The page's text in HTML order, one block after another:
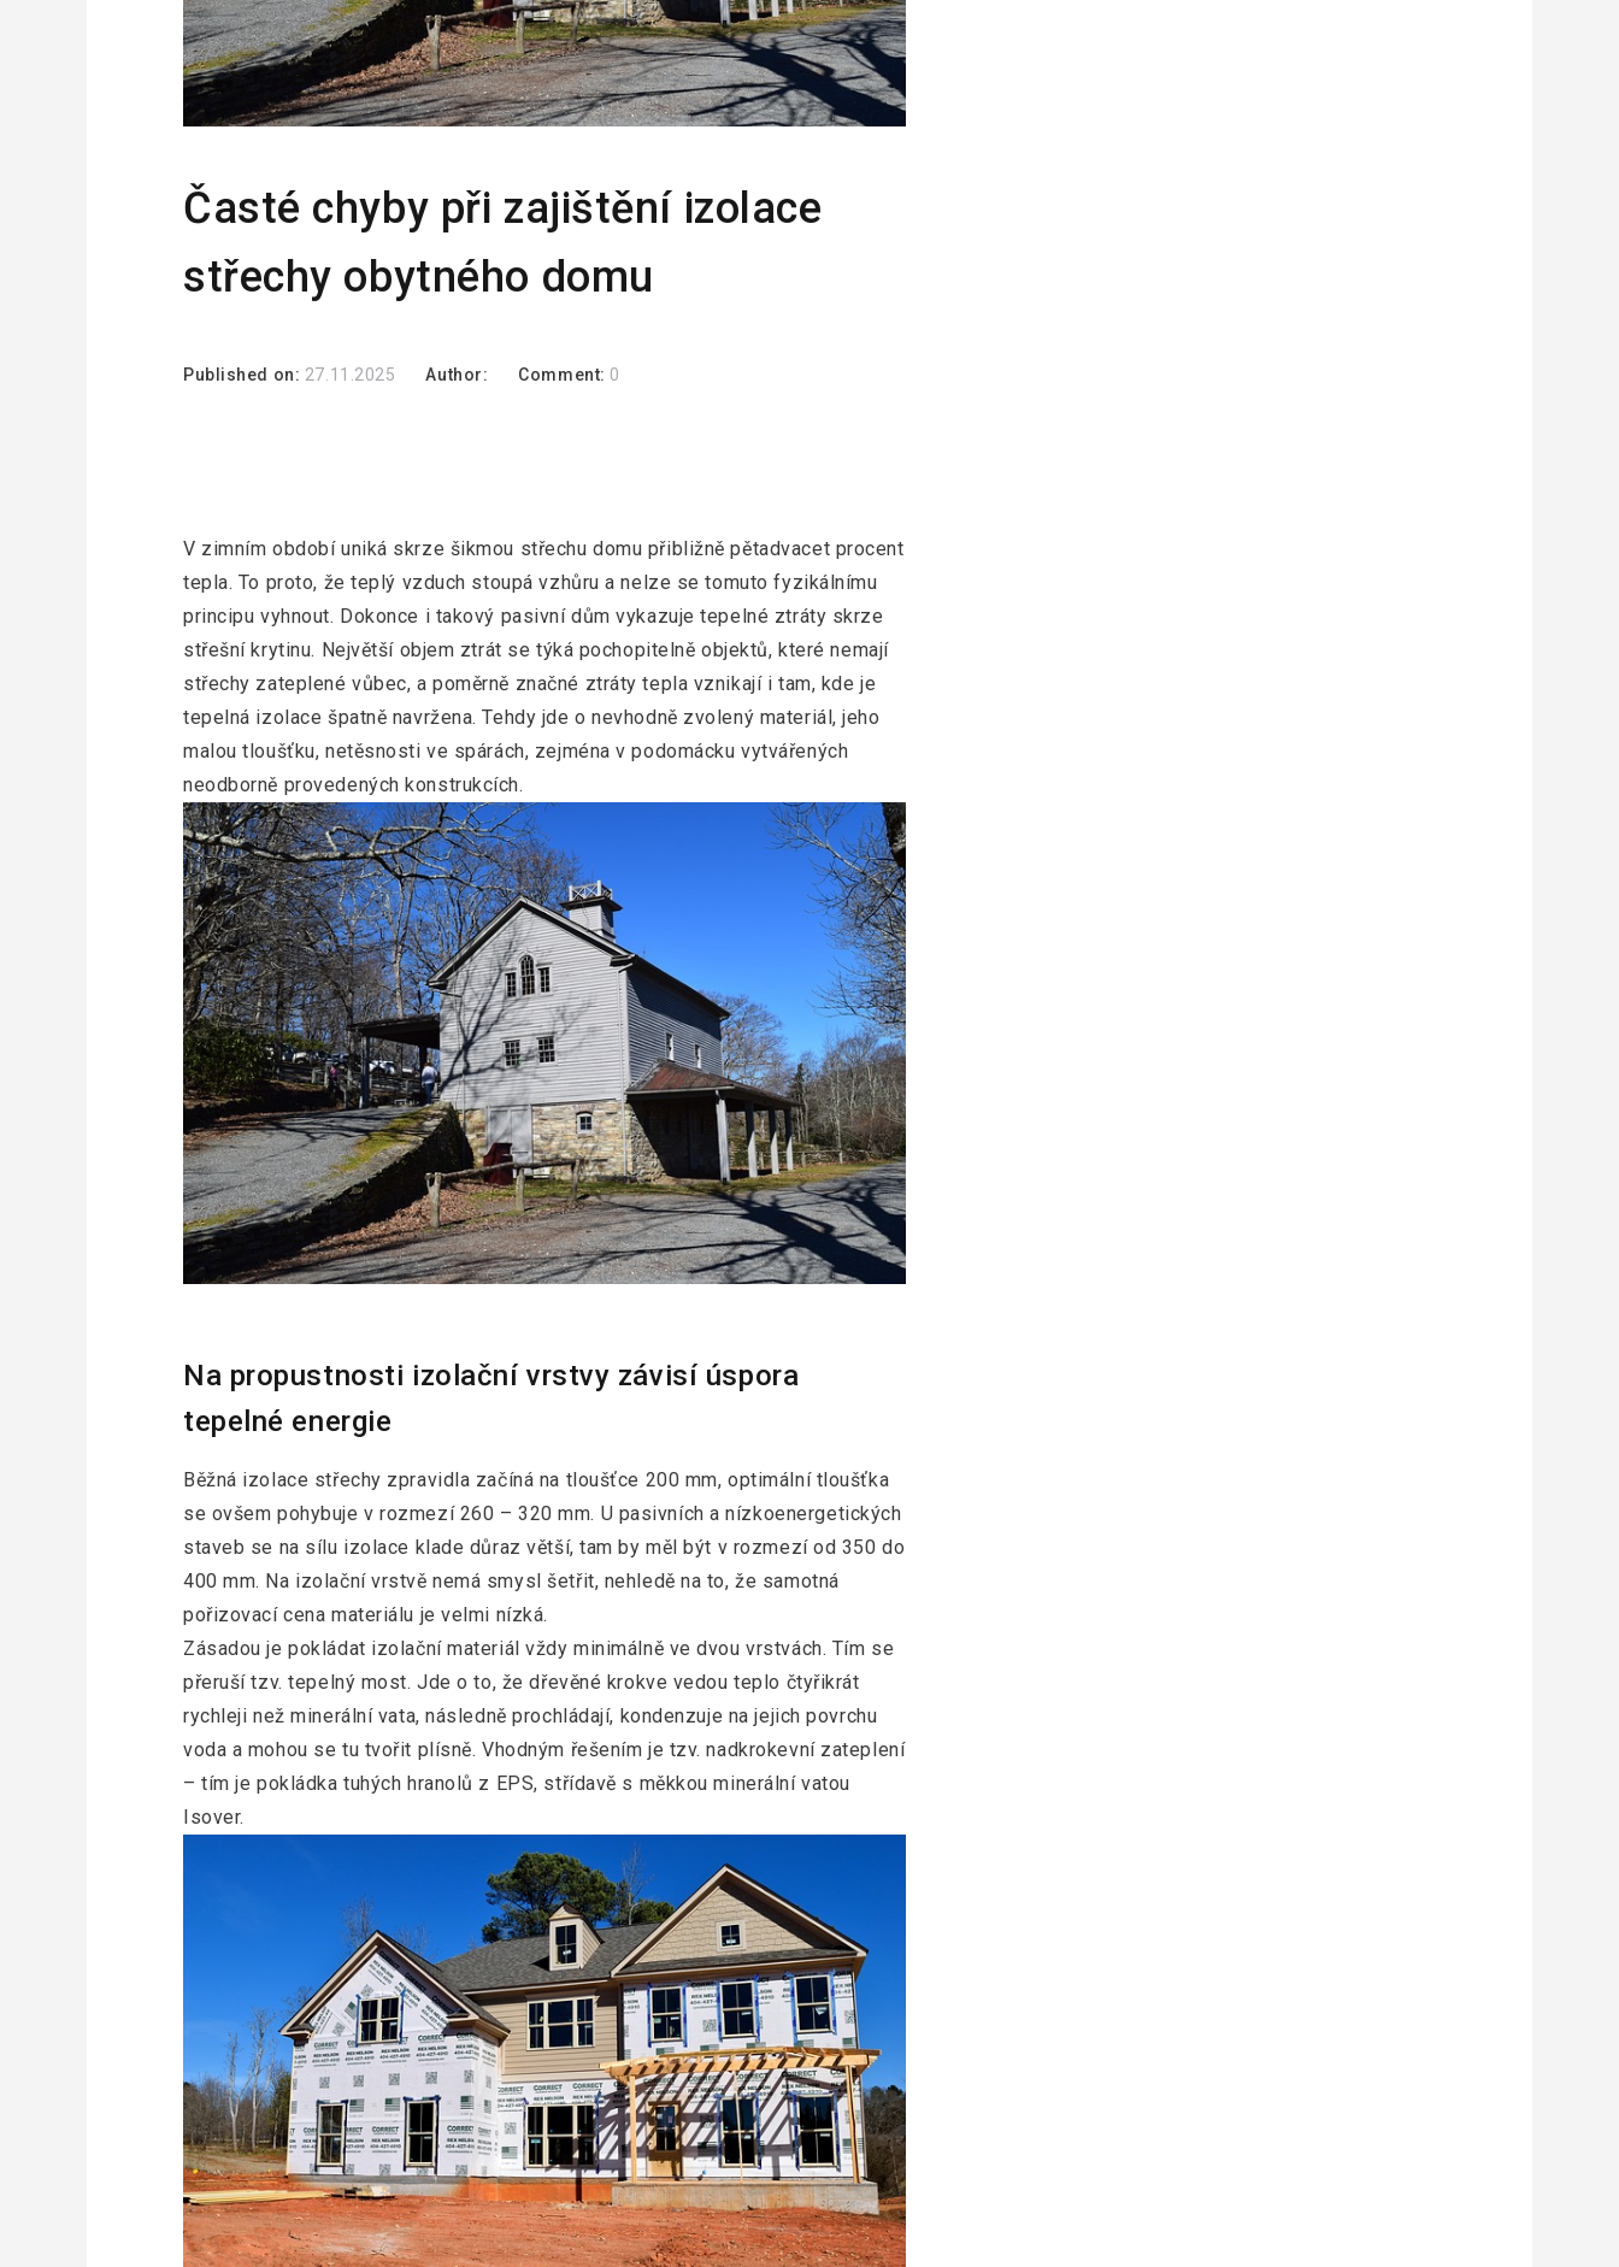
Časté chyby při zajištění izolace
střechy obytného domu
Published on: 27.11.2025 Author: Comment: 0
V zimním období uniká skrze šikmou střechu domu přibližně pětadvacet procent
tepla. To proto, že teplý vzduch stoupá vzhůru a nelze se tomuto fyzikálnímu
principu vyhnout. Dokonce i takový pasivní dům vykazuje tepelné ztráty skrze
střešní krytinu. Největší objem ztrát se týká pochopitelně objektů, které nemají
střechy zateplené vůbec, a poměrně značné ztráty tepla vznikají i tam, kde je
tepelná izolace špatně navržena. Tehdy jde o nevhodně zvolený materiál, jeho
malou tloušťku, netěsnosti ve spárách, zejména v podomácku vytvářených
neodborně provedených konstrukcích.
Na propustnosti izolační vrstvy závisí úspora
tepelné energie
Běžná izolace střechy zpravidla začíná na tloušťce 200 mm, optimální tloušťka
se ovšem pohybuje v rozmezí 260 – 320 mm. U pasivních a nízkoenergetických
staveb se na sílu izolace klade důraz větší, tam by měl být v rozmezí od 350 do
400 mm. Na izolační vrstvě nemá smysl šetřit, nehledě na to, že samotná
pořizovací cena materiálu je velmi nízká.
Zásadou je pokládat izolační materiál vždy minimálně ve dvou vrstvách. Tím se
přeruší tzv. tepelný most. Jde o to, že dřevěné krokve vedou teplo čtyřikrát
rychleji než minerální vata, následně prochládají, kondenzuje na jejich povrchu
voda a mohou se tu tvořit plísně. Vhodným řešením je tzv. nadkrokevní zateplení
– tím je pokládka tuhých hranolů z EPS, střídavě s měkkou minerální vatou
Isover.